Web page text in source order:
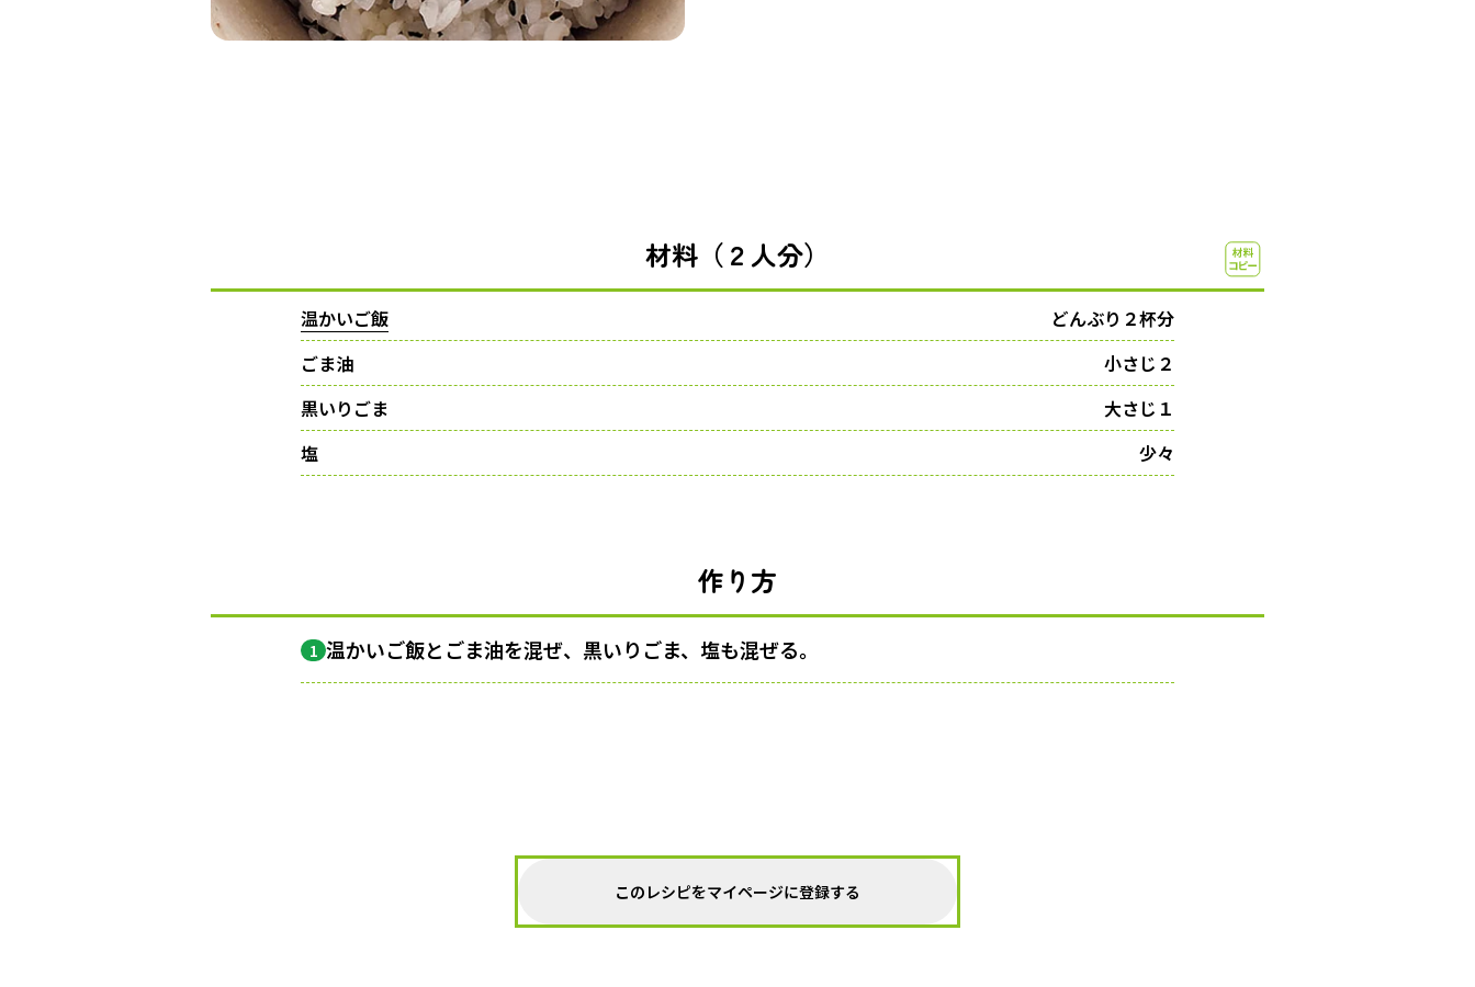
材料（２人分）
温かいご飯
どんぶり２杯分
ごま油
小さじ２
黒いりごま
大さじ１
塩
少々
作り方
1 温かいご飯とごま油を混ぜ、黒いりごま、塩も混ぜる。
このレシピをマイページに登録する